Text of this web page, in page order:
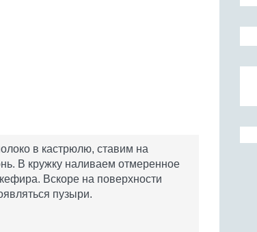
в кастрюлю, ставим на
В кружку наливаем отмеренное
Вскоре на поверхности
пузыри.